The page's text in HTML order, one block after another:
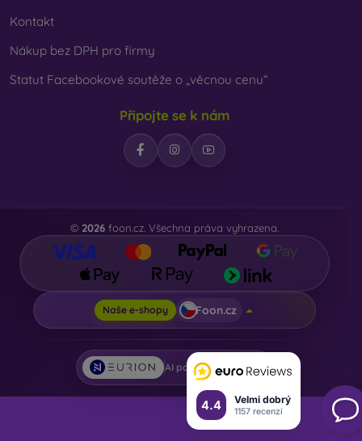
4.4 Velmi dobrý
1157 recenzí
Kontakt
Nákup bez DPH pro firmy
Statut Facebookové soutěže o „věcnou cenu“
Připojte se k nám
© 2026 foon.cz. Všechna práva vyhrazena.
Naše e-shopy Foon.cz
AI powered byEurion